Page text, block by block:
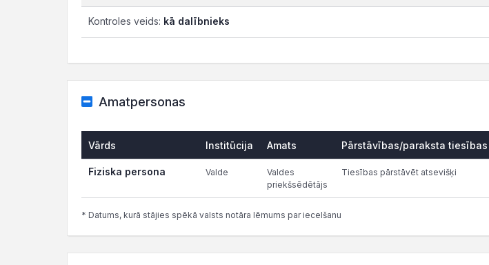
Kontroles veids: kā dalībnieks
Amatpersonas
Vārds Institūcija Amats Pārstāvības/paraksta tiesības
Fiziska persona Valde
Valdes
priekšsēdētājs
Tiesības pārstāvēt atsevišķi
* Datums, kurā stājies spēkā valsts notāra lēmums par iecelšanu